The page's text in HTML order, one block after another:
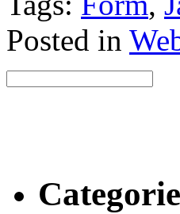
Posted in